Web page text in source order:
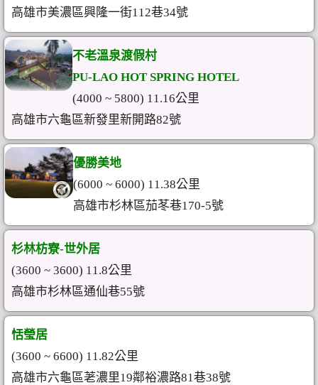
高雄市美濃區興隆一街112巷34號
不老溫泉渡假村
PU-LAO HOT SPRING HOTEL
(4000 ~ 5800) 11.16公里
高雄市六龜區新發里新開路82號
優勝美地
(6000 ~ 6000) 11.38公里
高雄市杉林區茄苳巷170-5號
杉林枋寮-世外居
(3600 ~ 3600) 11.8公里
高雄市杉林區通仙巷55號
恬瑩居
(3600 ~ 6600) 11.82公里
高雄市六龜區荖濃里19鄰裕濃路81巷38號